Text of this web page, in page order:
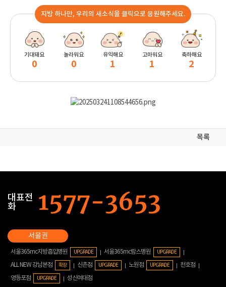
지방 하나만, 우리의 새소식을 클릭으로 응원해주세요.
기대돼요
0
놀라워요
0
유익해요
1
고마워요
1
축하해요
2
목록
대표전
화
서울365mc지방흡입병원 UPGRADE 서울365mc람스병원 UPGRADE
ALL NEW 강남본점 확장 신촌점 UPGRADE 노원점 UPGRADE
천호점
영등포점
UPGRADE 성신여대점